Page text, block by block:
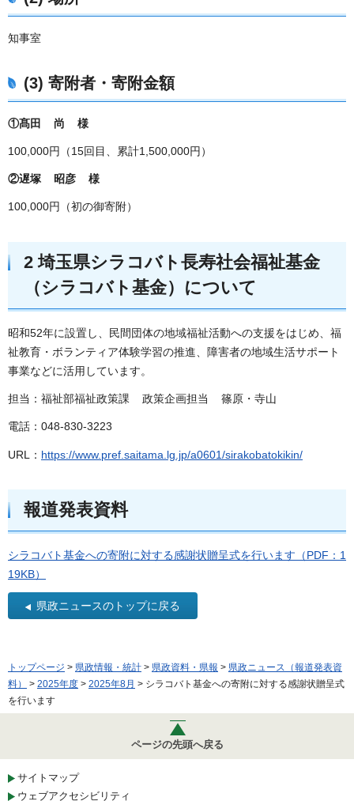
知事室
(3) 寄附者・寄附金額
①髙田 尚 様
100,000円（15回目、累計1,500,000円）
②遅塚 昭彦 様
100,000円（初の御寄附）
2 埼玉県シラコバト長寿社会福祉基金
（シラコバト基金）について
昭和52年に設置し、民間団体の地域福祉活動への支援をはじめ、福
祉教育・ボランティア体験学習の推進、障害者の地域生活サポート
事業などに活用しています。
担当：福祉部福祉政策課 政策企画担当 篠原・寺山
電話：048-830-3223
URL： https://www.pref.saitama.lg.jp/a0601/sirakobatokikin/
報道発表資料
シラコバト基金への寄附に対する感謝状贈呈式を行います（PDF：1
19KB）
県政ニュースのトップに戻る
トップページ > 県政情報・統計 > 県政資料・県報 > 県政ニュース（報道発表資
料）
> 2025年度 > 2025年8月 > シラコバト基金への寄附に対する感謝状贈呈式
を行います
ページの先頭へ戻る
サイトマップ
ウェブアクセシビリティ